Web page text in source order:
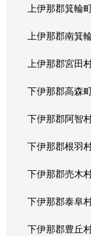
上伊那郡箕輪
上伊那郡南箕
上伊那郡宮田
下伊那郡高森
下伊那郡阿智
下伊那郡根羽
下伊那郡売木
下伊那郡泰阜
下伊那郡豊丘